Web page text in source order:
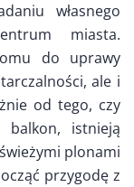
własnego
miasta.
do uprawy
ale i
od tego, czy
istnieją
plonami
przygodę z